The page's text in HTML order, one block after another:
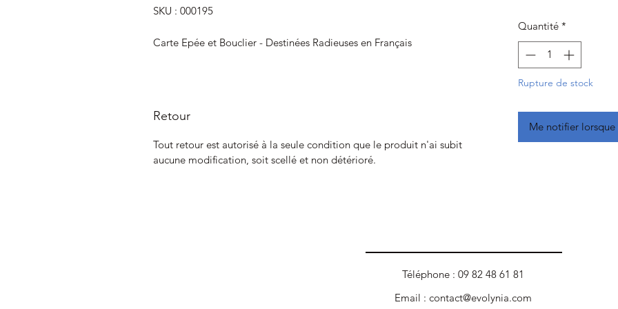
SKU : 000195
Carte Epée et Bouclier - Destinées Radieuses en Français
Retour
Tout retour est autorisé à la seule condition que le produit n'ai subit
aucune modification, soit scellé et non détérioré.
Quantité *
Rupture de stock
Me notifier
Téléphone : 09 82 48 61 81
Email : contact@evolynia.com